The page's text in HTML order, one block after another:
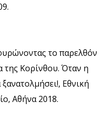
το παρελθόν
της Κορίνθου. Όταν η
Εθνική
Αθήνα 2018.